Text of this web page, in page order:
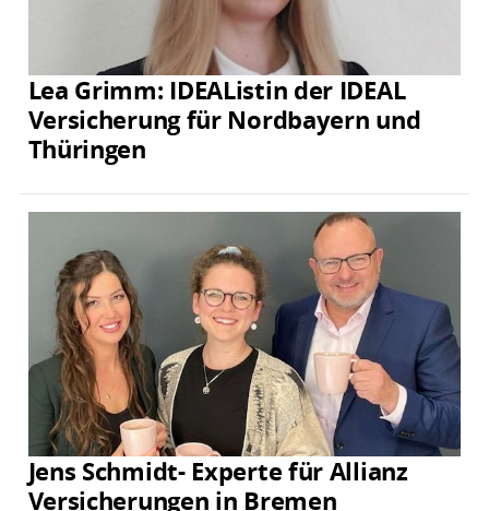
Lea Grimm: IDEAListin der IDEAL
Versicherung für Nordbayern und
Thüringen
Jens Schmidt- Experte für Allianz
Versicherungen in Bremen